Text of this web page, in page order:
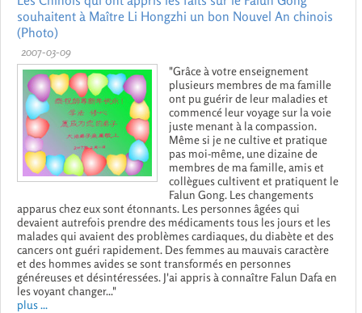
souhaitent à Maître Li Hongzhi un bon Nouvel An chinois
(Photo)
2007-03-09
"Grâce à votre enseignement
plusieurs membres de ma famille
ont pu guérir de leur maladies et
commencé leur voyage sur la voie
juste menant à la compassion.
Même si je ne cultive et pratique
pas moi-même, une dizaine de
membres de ma famille, amis et
collègues cultivent et pratiquent le
Falun Gong. Les changements
apparus chez eux sont étonnants. Les personnes âgées qui
devaient autrefois prendre des médicaments tous les jours et les
malades qui avaient des problèmes cardiaques, du diabète et des
cancers ont guéri rapidement. Des femmes au mauvais caractère
et des hommes avides se sont transformés en personnes
généreuses et désintéressées. J'ai appris à connaître Falun Dafa en
les voyant changer..."
plus ...